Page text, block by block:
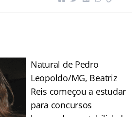
Natural de Pedro
Leopoldo/MG, Beatriz
Reis começou a estudar
para concursos